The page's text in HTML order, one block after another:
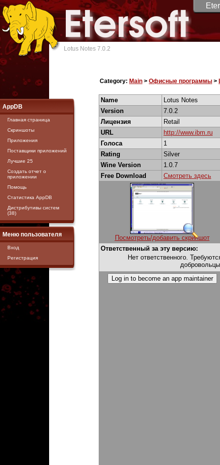
Lotus Notes 7.0.2
AppDB
Главная страница
Скриншоты
Приложения
Поставщики приложений
Лучшие 25
Создать отчет о
приложении
Помощь
Статистика AppDB
Дистрибутивы систем
(38)
Меню пользователя
Вход
Регистрация
Category: Main > Офисные программы >
Name
Lotus Notes
Version
7.0.2
Лицензия
Retail
URL
http://www.ibm.ru
Голоса
1
Rating
Silver
Wine Version
1.0.7
Free Download
Смотреть здесь
Посмотреть/добавить скриншот
Ответственный за эту версию:
Нет ответственного.